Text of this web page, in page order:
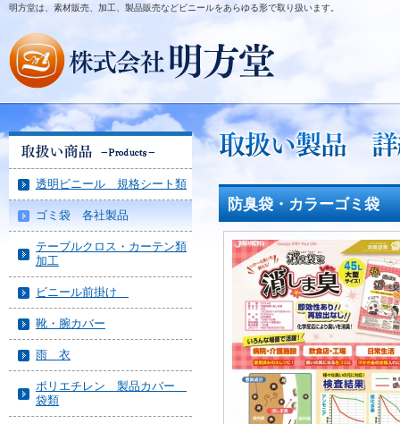
明方堂は、素材販売、加工、製品販売などビニールをあらゆる形で取り扱います。
透明ビニール 規格シート類
ゴミ袋 各社製品
テーブルクロス・カーテン類
加工
ビニール前掛け
靴・腕カバー
雨 衣
ポリエチレン 製品カバー
袋類
防臭袋・カラーゴミ袋